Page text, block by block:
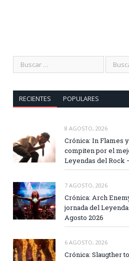
RECIENTES POPULARES
8 AGOSTO, 2026
Crónica: In Flames
compiten por el
Leyendas del Rock
7 AGOSTO, 2026
Crónica: Arch
jornada del
Agosto 2026
6 AGOSTO, 2026
Crónica: Slaugther